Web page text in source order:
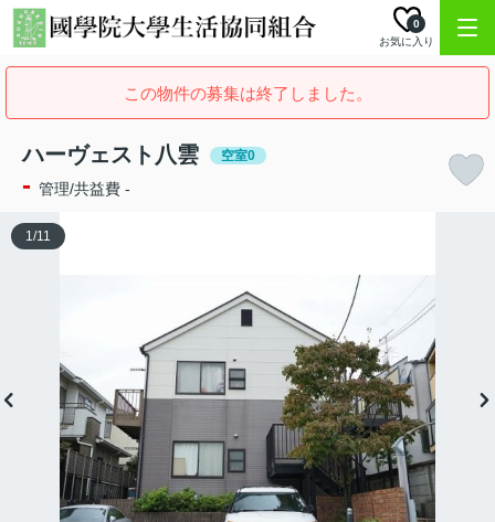
お気に入り
0
この物件の募集は終了しました。
ハーヴェスト八雲 空室0
- 管理/共益費 -
1/11